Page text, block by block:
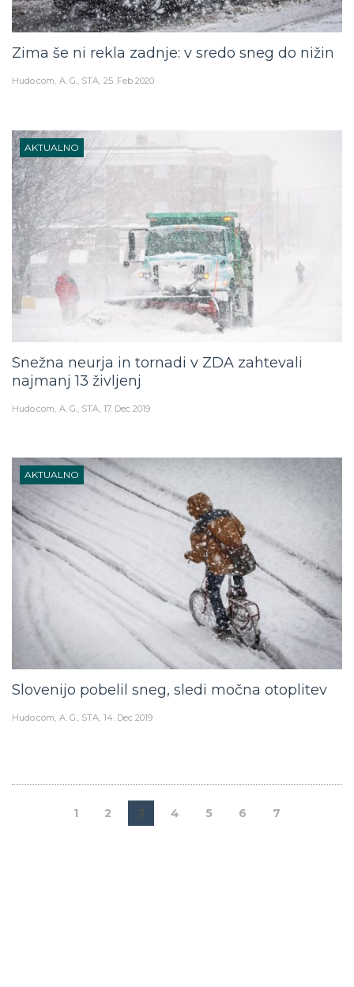
Zima še ni rekla zadnje: v sredo sneg do nižin
Hudo.com A. G., STA 25. Feb 2020
AKTUALNO
Snežna neurja in tornadi v ZDA zahtevali
najmanj 13 življenj
Hudo.com A. G., STA 17. Dec 2019
AKTUALNO
Slovenijo pobelil sneg, sledi močna otoplitev
Hudo.com A. G., STA 14. Dec 2019
1 2 3 4 5 6 7